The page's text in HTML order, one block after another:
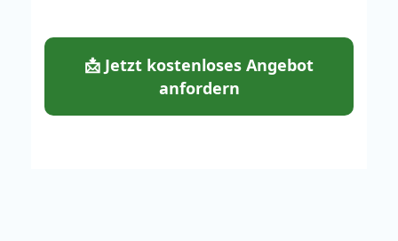
📩 Jetzt kostenloses Angebot
anfordern